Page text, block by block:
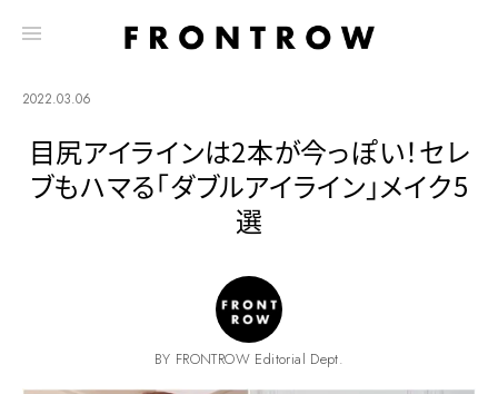
2022.03.06
目尻アイラインは2本が今っぽい！セレ
ブもハマる「ダブルアイライン」メイク5
選
BY FRONTROW Editorial Dept.